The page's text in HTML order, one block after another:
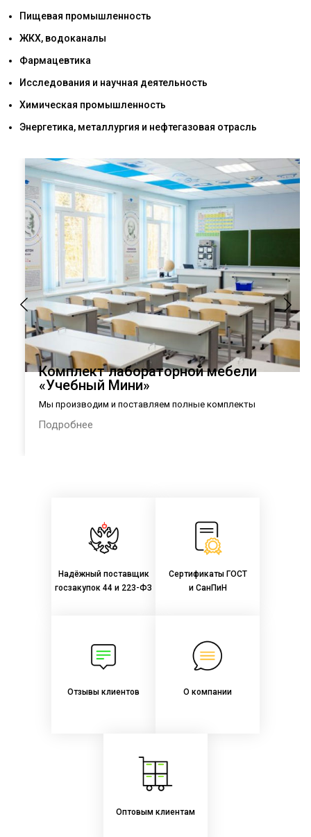
Пищевая промышленность
ЖКХ, водоканалы
Фармацевтика
Исследования и научная деятельность
Химическая промышленность
Энергетика, металлургия и нефтегазовая отрасль
Комплект лабораторной мебели
«Учебный Мини»
Мы производим и поставляем полные комплекты
лабораторной мебели в общеобразовательные организации
Подробнее
Надёжный поставщик
госзакупок 44 и 223-ФЗ
Сертификаты ГОСТ
и СанПиН
Отзывы клиентов О компании
Оптовым клиентам